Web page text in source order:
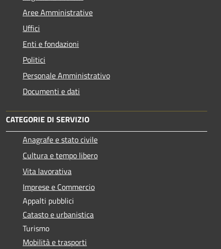
Aree Amministrative
Uffici
Enti e fondazioni
Politici
Personale Amministrativo
Documenti e dati
CATEGORIE DI SERVIZIO
Anagrafe e stato civile
Cultura e tempo libero
Vita lavorativa
Imprese e Commercio
Appalti pubblici
Catasto e urbanistica
Turismo
Mobilità e trasporti